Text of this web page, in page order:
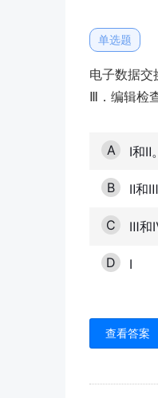
单选题
电子数据交
Ⅲ．编辑检
A Ⅰ和Ⅱ。
B Ⅱ和Ⅲ
C Ⅲ和
D Ⅰ
查看答案